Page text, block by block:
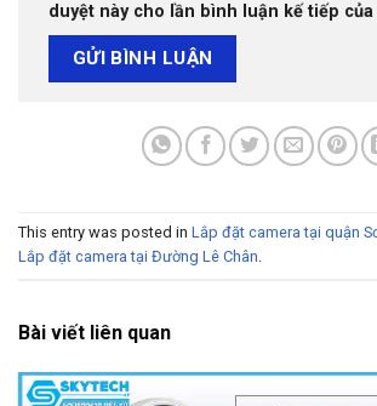
duyệt này cho lần bình luận kế tiếp
This entry was posted in Lắp đặt camera tại quận
Lắp đặt camera tại Đường Lê Chân
Bài viết liên quan